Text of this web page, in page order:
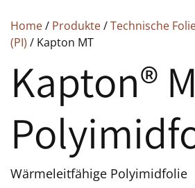
Home/ Produkte/Technische
(PI) / Kapton MT
Kapton®
Wärmeleitfähige Polyimidfolie